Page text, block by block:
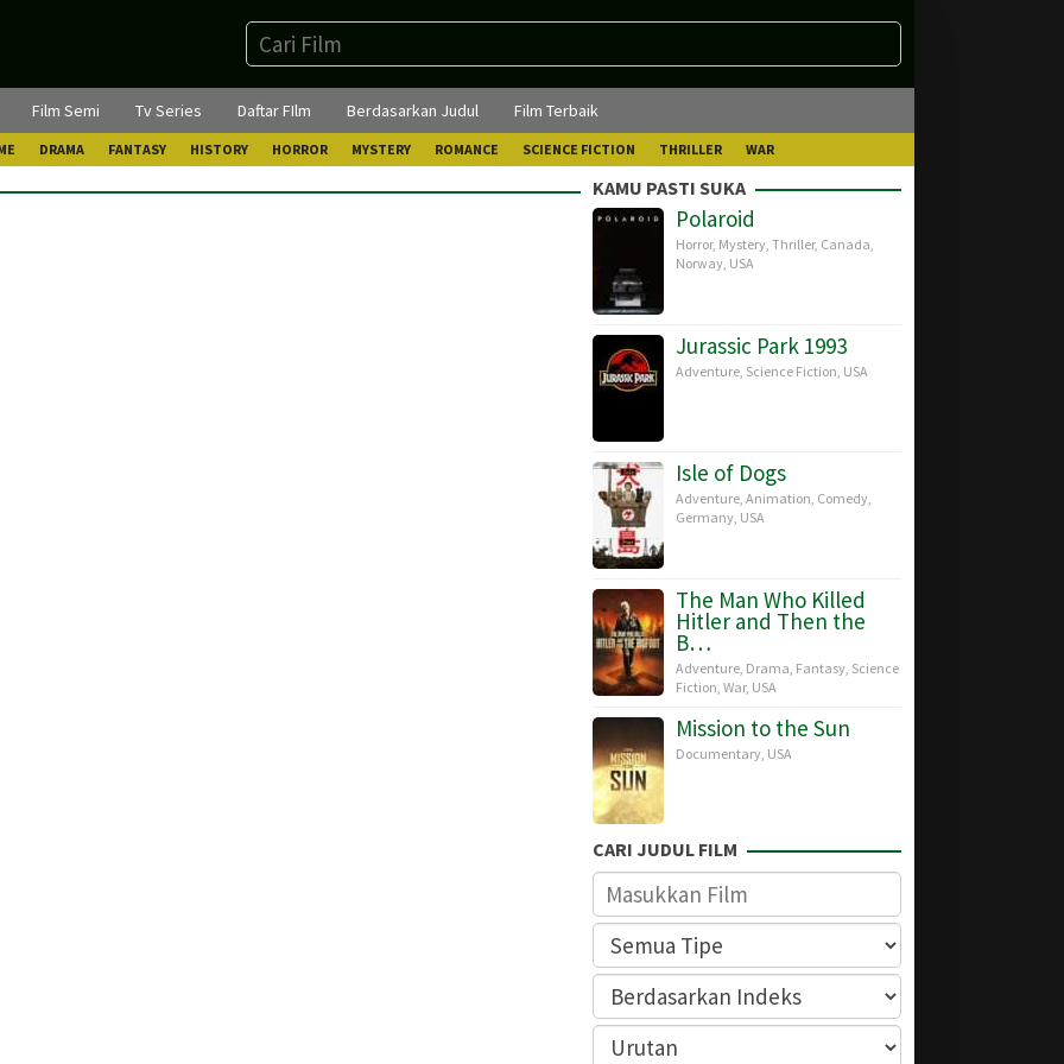
Film Semi Tv Series Daftar FIlm Berdasarkan Judul Film Terbaik
DRAMA FANTASY HISTORY HORROR MYSTERY ROMANCE SCIENCE FICTION THRILLER WAR
KAMU PASTI SUKA
Polaroid
Horror, Mystery, Thriller, Canada,
Norway, USA
Jurassic Park 1993
Adventure, Science Fiction, USA
Isle of Dogs
Adventure, Animation, Comedy,
Germany, USA
The Man Who Killed
Hitler and Then the
B…
Adventure, Drama, Fantasy, Science
Fiction, War, USA
Mission to the Sun
Documentary, USA
CARI JUDUL FILM